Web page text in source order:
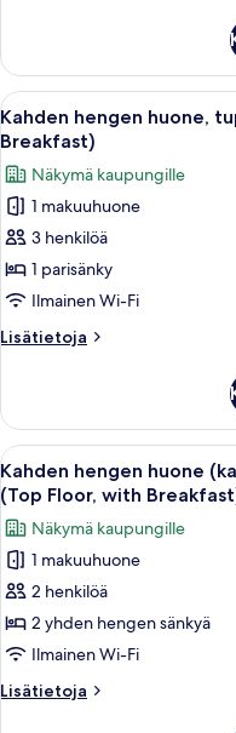
Floor)
kuvat
huone
(kaksi
sänkyä),
tupakointi
(Top
Floor)
Avaa
kaikki
huonetyypin
Kahden
hengen
huone,
tupakointi
kielletty
(Top
Floor,
Breakfast)
kuvat
9
Kahden hengen huone,
Breakfast)
Näkymä kaupungille
1 makuuhuone
3 henkilöä
1 parisänky
Ilmainen Wi-Fi
Lisätietoja
Lisätietoja
huone,
tupakointi
kielletty
(Top
Floor,
with
Breakfast)
Avaa
kaikki
huonetyypin
Kahden
hengen
huone
(kaksi
sänkyä),
tupakointi
kielletty
10
Kahden hengen huone
(Top Floor, with
Näkymä kaupungille
1 makuuhuone
2 henkilöä
2 yhden hengen sänkyä
Ilmainen Wi-Fi
Lisätietoja
Lisätietoja